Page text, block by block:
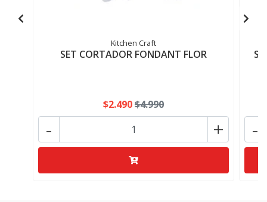
Kitchen Craft
SET CORTADOR FONDANT FLOR
$2.490$4.990
+
- -